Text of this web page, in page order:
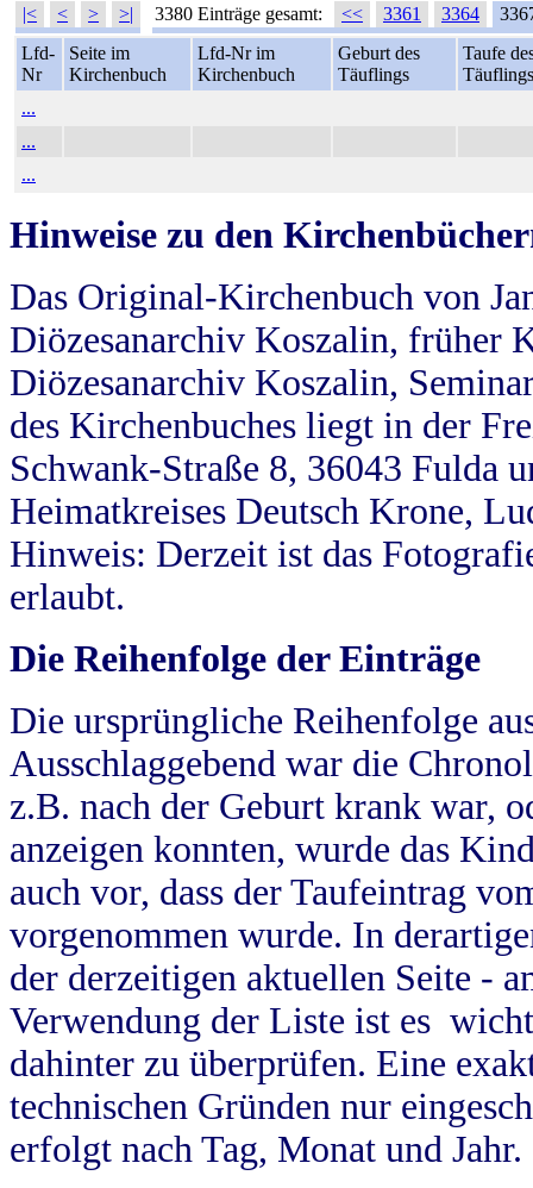
|< < > >| 3380 Einträge gesamt: << 3361 3364
Lfd-
Nr
Seite im
Kirchenbuch
Lfd-Nr im
Kirchenbuch
Geburt des
Täuflings
Taufe
Täuflings
...
...
...
Hinweise zu den
Das Original-Kirchenbuch von
Diözesanarchiv Koszalin, früher
Diözesanarchiv Koszalin,
des Kirchenbuches liegt in der
Schwank-Straße 8, 36043 Fulda
Heimatkreises Deutsch Krone,
Hinweis: Derzeit ist das
erlaubt.
Die Reihenfolge der Einträge
Die ursprüngliche Reihenfolge
Ausschlaggebend war die
z.B. nach der Geburt krank war,
anzeigen konnten, wurde das
auch vor, dass der Taufeintrag
vorgenommen wurde. In
der derzeitigen aktuellen Seite -
Verwendung der Liste ist es
dahinter zu überprüfen. Eine
technischen Gründen nur
erfolgt nach Tag, Monat und Jahr.